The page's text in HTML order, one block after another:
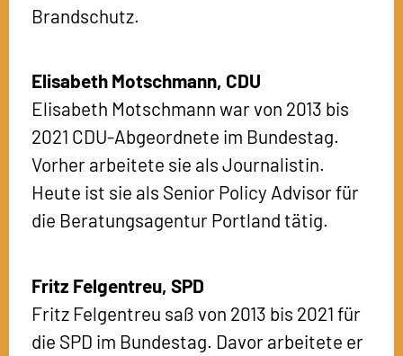
Brandschutz.
Elisabeth Motschmann, CDU
Elisabeth Motschmann war von 2013 bis
2021 CDU-Abgeordnete im Bundestag.
Vorher arbeitete sie als Journalistin.
Heute ist sie als Senior Policy Advisor für
die Beratungsagentur Portland tätig.
Fritz Felgentreu, SPD
Fritz Felgentreu saß von 2013 bis 2021 für
die SPD im Bundestag. Davor arbeitete er